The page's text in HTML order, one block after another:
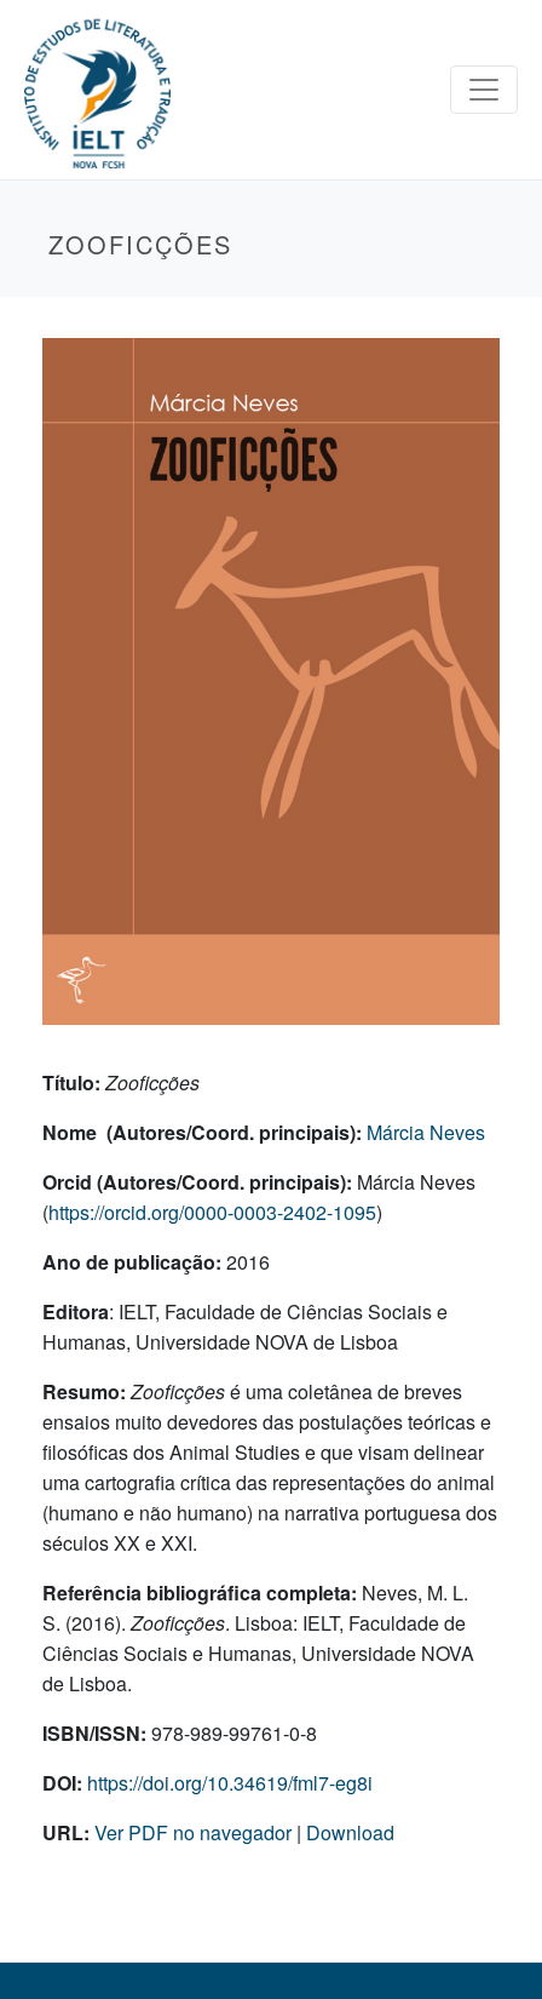
ZOOFICÇÕES
Título: Zooficções
Nome (Autores/Coord. principais): Márcia Neves
Orcid (Autores/Coord. principais): Márcia Neves
(https://orcid.org/0000-0003-2402-1095)
Ano de publicação: 2016
Editora: IELT, Faculdade de Ciências Sociais e
Humanas, Universidade NOVA de Lisboa
Resumo: Zooficçõesé uma coletânea de breves
ensaios muito devedores das postulações teóricas e
filosóficas dos Animal Studies e que visam delinear
uma cartografia crítica das representações do animal
(humano e não humano) na narrativa portuguesa dos
séculos XX e XXI.
Referência bibliográfica completa: Neves, M. L.
S. (2016). Zooficções. Lisboa: IELT, Faculdade de
Ciências Sociais e Humanas, Universidade NOVA
de Lisboa.
ISBN/ISSN: 978-989-99761-0-8
DOI: https://doi.org/10.34619/fml7-eg8i
URL: Ver PDF no navegador| Download